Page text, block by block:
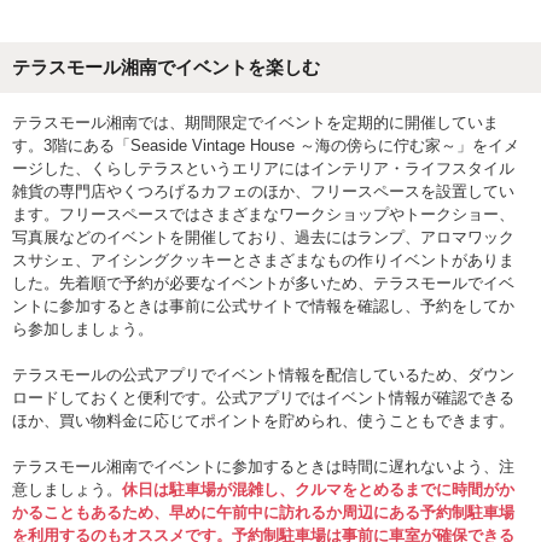
テラスモール湘南でイベントを楽しむ
テラスモール湘南では、期間限定でイベントを定期的に開催していま
す。3階にある「Seaside Vintage House ～海の傍らに佇む家～」をイメ
ージした、くらしテラスというエリアにはインテリア・ライフスタイル
雑貨の専門店やくつろげるカフェのほか、フリースペースを設置してい
ます。フリースペースではさまざまなワークショップやトークショー、
写真展などのイベントを開催しており、過去にはランプ、アロマワック
スサシェ、アイシングクッキーとさまざまなもの作りイベントがありま
した。先着順で予約が必要なイベントが多いため、テラスモールでイベ
ントに参加するときは事前に公式サイトで情報を確認し、予約をしてか
ら参加しましょう。
テラスモールの公式アプリでイベント情報を配信しているため、ダウン
ロードしておくと便利です。公式アプリではイベント情報が確認できる
ほか、買い物料金に応じてポイントを貯められ、使うこともできます。
テラスモール湘南でイベントに参加するときは時間に遅れないよう、注
意しましょう。 休日は駐車場が混雑し、クルマをとめるまでに時間がか
かることもあるため、早めに午前中に訪れるか周辺にある予約制駐車場
を利用するのもオススメです。予約制駐車場は事前に車室が確保できる